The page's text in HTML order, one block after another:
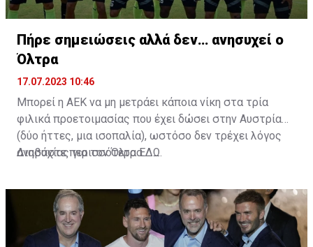
Πήρε σημειώσεις αλλά δεν… ανησυχεί ο
Όλτρα
17.07.2023 10:46
Μπορεί η ΑΕΚ να μη μετράει κάποια νίκη στα τρία
φιλικά προετοιμασίας που έχει δώσει στην Αυστρία
(δύο ήττες, μια ισοπαλία), ωστόσο δεν τρέχει λόγος
ανησυχίας για τον Όλτρα.
Διαβάστε περισσότεραΕΔΩ.